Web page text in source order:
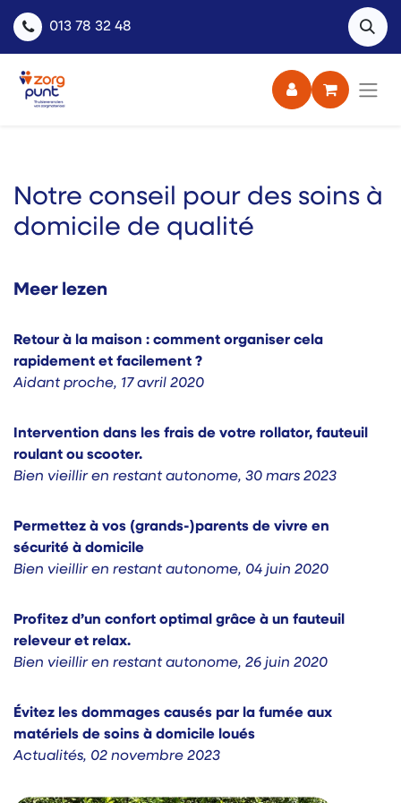
013 78 32 48
Notre conseil pour des soins à
domicile de qualité
Meer lezen
Retour à la maison : comment organiser cela
rapidement et facilement ?
Aidant proche, 17 avril 2020
Intervention dans les frais de votre rollator, fauteuil
roulant ou scooter.
Bien vieillir en restant autonome, 30 mars 2023
Permettez à vos (grands-)parents de vivre en
sécurité à domicile
Bien vieillir en restant autonome, 04 juin 2020
Profitez d’un confort optimal grâce à un fauteuil
releveur et relax.
Bien vieillir en restant autonome, 26 juin 2020
Évitez les dommages causés par la fumée aux
matériels de soins à domicile loués
Actualités, 02 novembre 2023